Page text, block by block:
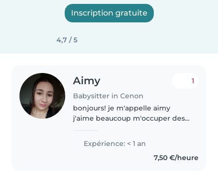
Inscription gratuite
4,7 / 5
Aimy
Babysitter in Cenon
1
bonjours! je m'appelle aimy
j'aime beaucoup m'occuper des
pour me faire un peu d'argent
de poche. Mes horaires sont fixe
et je peut me déplacer sans..
Expérience: < 1 an
7,50 €/heure